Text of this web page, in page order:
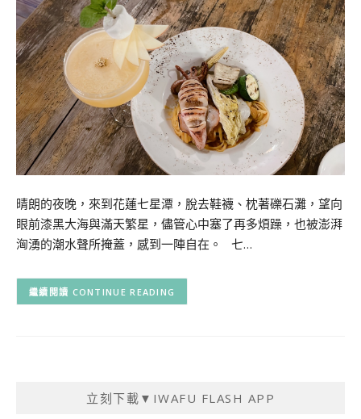
晴朗的夜晚，來到花蓮七星潭，脫去鞋襪、枕著礫石灘，望向
眼前漆黑大海與滿天繁星，儘管心中塞了再多煩躁，也被澎湃
洶湧的潮水聲所掩蓋，感到一陣自在。 七…
CONTINUE READING
立刻下載▼IWAFU FLASH APP